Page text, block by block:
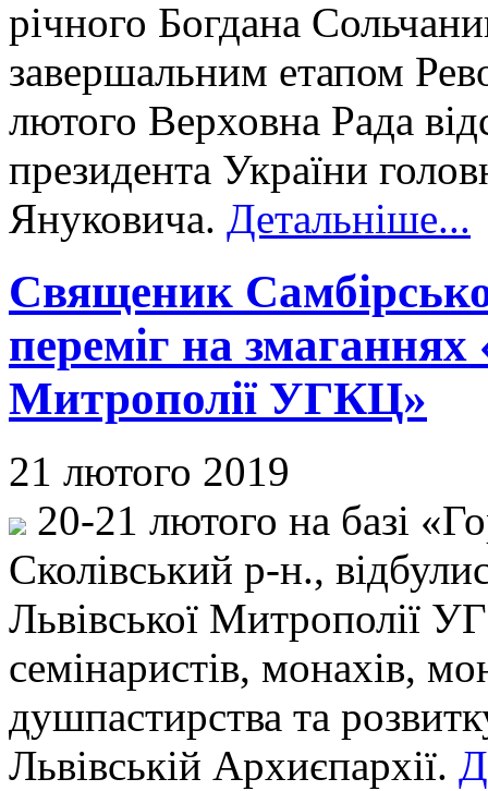
річного Богдана
завершальним етапом
лютого Верховна Рада
президента України
Януковича. Детальніше...
Священик
переміг на змаганнях
Митрополії УГКЦ»
21 лютого 2019
20-21 лютого на базі
Сколівський р-н.,
Львівської Митрополії
семінаристів, монахів,
душпастирства та
Львівській Архиєпархії.